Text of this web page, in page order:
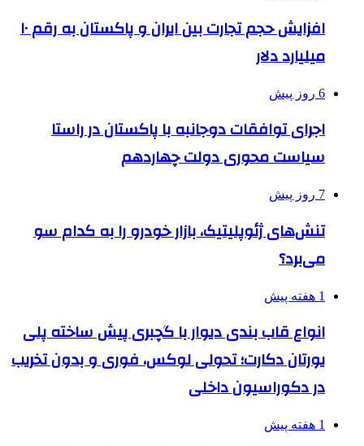
افزایش حجم تجارت بین ایران و پاکستان به رقم ۱۰
میلیارد دلار
6 روز پیش
اجرای توافقات دوجانبه با پاکستان در راستا
سیاست محوری دولت چهاردهم
7 روز پیش
تنش‌های ژئوپلیتیک، بازار خودرو را به کدام سو
می‌برد؟
1 هفته پیش
انواع قاب بندی دیوار با گچبری پیش ساخته پلی
یورتان دکارت؛ تحولی لوکس، فوری و بدون تخریب
در دکوراسیون داخلی
1 هفته پیش